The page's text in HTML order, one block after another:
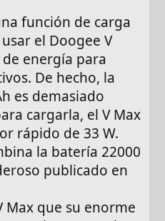
función de carga
el Doogee V
energía para
De hecho, la
es demasiado
cargarla, el V Max
rápido de 33 W.
Max que su enorme